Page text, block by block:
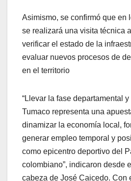
Asimismo, se confirmó que en
se realizará una visita técnica
verificar el estado de la
evaluar nuevos procesos de
en el territorio
“Llevar la fase departamental
Tumaco representa una
dinamizar la economía local,
generar empleo temporal y
como epicentro deportivo del
colombiano”, indicaron desde
cabeza de José Caicedo. Con